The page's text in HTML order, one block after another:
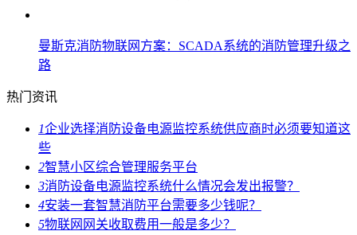
曼斯克消防物联网方案：SCADA系统的消防管理升级之
路
热门资讯
1企业选择消防设备电源监控系统供应商时必须要知道这
些
2智慧小区综合管理服务平台
3消防设备电源监控系统什么情况会发出报警？
4安装一套智慧消防平台需要多少钱呢？
5物联网网关收取费用一般是多少？